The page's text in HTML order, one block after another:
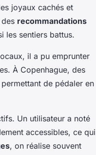
joyaux cachés et
recommandations
les sentiers battus.
il a pu emprunter
À Copenhague, des
de pédaler en
Un utilisateur a noté
accessibles, ce qui
, on réalise souvent